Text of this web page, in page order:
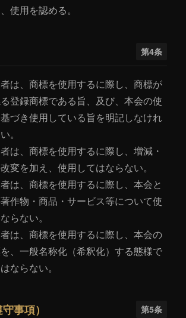
使用を認める。
第4条
は、商標を使用するに際し、商標が
登録商標である旨、及び、本会の使
づき使用している旨を明記しなけれ
。
は、商標を使用するに際し、増減・
変を加え、使用してはならない。
は、商標を使用するに際し、本会と
作物・商品・サービス等について使
らない。
は、商標を使用するに際し、本会の
、一般名称化（希釈化）する態様で
ならない。
事項） 第5条